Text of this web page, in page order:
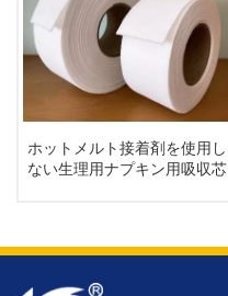
ホットメルト接着剤を使用し
ない生理用ナプキン用吸収芯